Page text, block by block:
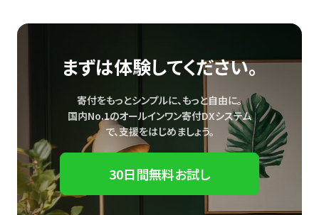
まずは体験してください。
寄付をもっとシンプルに、もっと自由に。
国内No.1のオールインワン寄付DXシステム
で、支援をはじめましょう。
30日間無料お試し